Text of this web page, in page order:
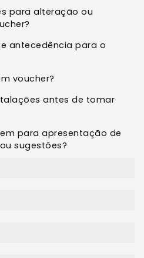
para alteração ou
antecedência para o
voucher?
antes de tomar
para apresentação de
sugestões?